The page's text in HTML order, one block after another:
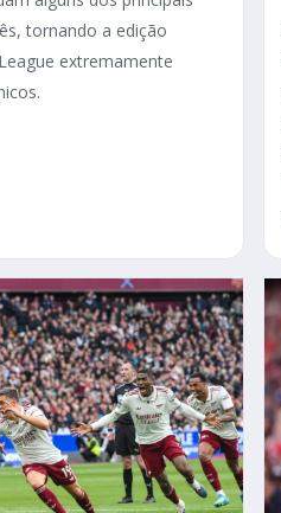
tornando a edição
extremamente